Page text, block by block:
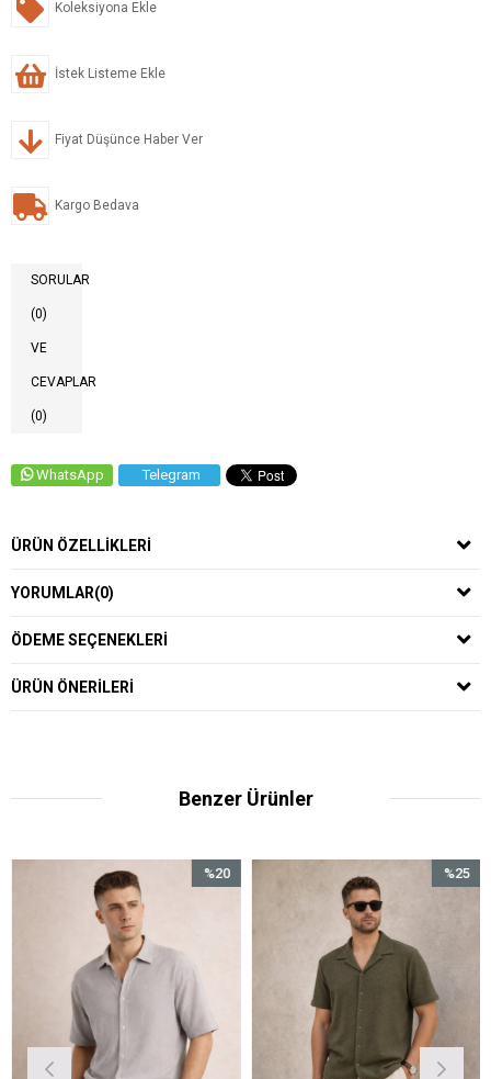
Koleksiyona Ekle
İstek Listeme Ekle
Fiyat Düşünce Haber Ver
Kargo Bedava
SORULAR
(0)
VE
CEVAPLAR
(0)
WhatsApp Telegram
ÜRÜN ÖZELLIKLERI
YORUMLAR(0)
ÖDEME SEÇENEKLERI
ÜRÜN ÖNERILERI
Benzer Ürünler
%20
İndirim
%20İndirim
%25
İndirim
%25İndirim